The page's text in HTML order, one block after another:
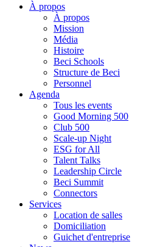
À propos
À propos
Mission
Média
Histoire
Beci Schools
Structure de Beci
Personnel
Agenda
Tous les events
Good Morning 500
Club 500
Scale-up Night
ESG for All
Talent Talks
Leadership Circle
Beci Summit
Connectors
Services
Location de salles
Domiciliation
Guichet d'entreprise